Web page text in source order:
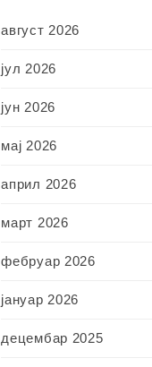
август 2026
јул 2026
јун 2026
мај 2026
април 2026
март 2026
фебруар 2026
јануар 2026
децембар 2025